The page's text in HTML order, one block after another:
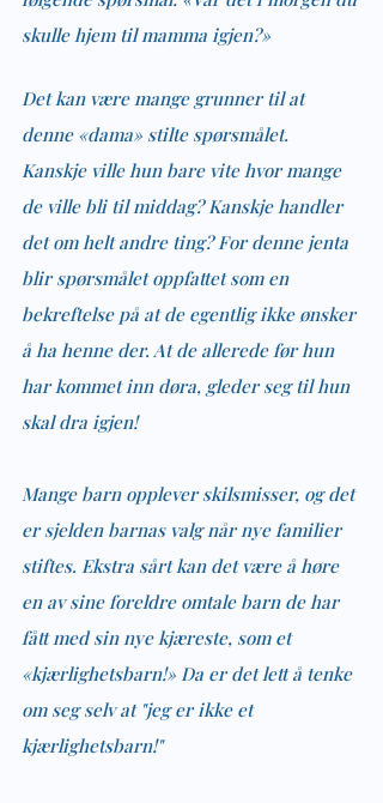
skulle hjem til mamma igjen?»
Det kan være mange grunner til at
denne «dama» stilte spørsmålet.
Kanskje ville hun bare vite hvor mange
de ville bli til middag? Kanskje handler
det om helt andre ting? For denne jenta
blir spørsmålet oppfattet som en
bekreftelse på at de egentlig ikke ønsker
å ha henne der. At de allerede før hun
har kommet inn døra, gleder seg til hun
skal dra igjen!
Mange barn opplever skilsmisser, og det
er sjelden barnas valg når nye familier
stiftes. Ekstra sårt kan det være å høre
en av sine foreldre omtale barn de har
fått med sin nye kjæreste, som et
«kjærlighetsbarn!» Da er det lett å tenke
om seg selv at "jeg er ikke et
kjærlighetsbarn!"